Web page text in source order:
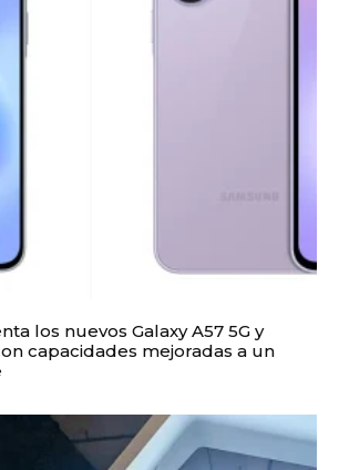
los nuevos Galaxy A57 5G y
capacidades mejoradas a un